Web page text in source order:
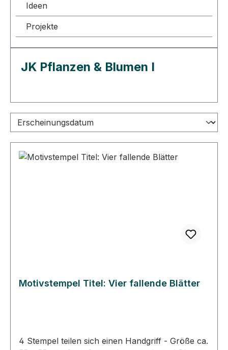
Ideen
Projekte
JK Pflanzen & Blumen I
Motivstempel Titel: Vier fallende Blätter
4 Stempel teilen sich einen Handgriff - Größe ca.